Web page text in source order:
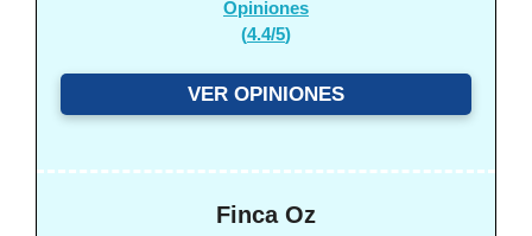
Opiniones
(4.4/5)
VER OPINIONES
Finca Oz